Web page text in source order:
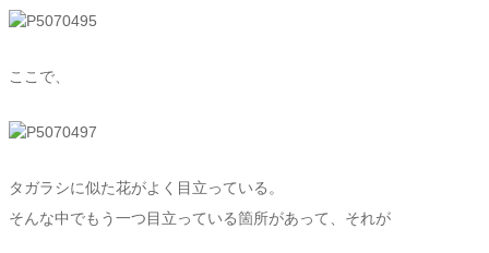
ここで、
タガラシに似た花がよく目立っている。
そんな中でもう一つ目立っている箇所があって、それが